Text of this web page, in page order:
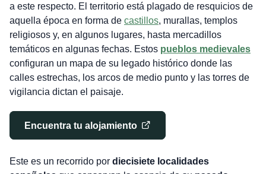
a este respecto. El territorio está plagado de resquicios de
aquella época en forma de castillos, murallas, templos
religiosos y, en algunos lugares, hasta mercadillos
temáticos en algunas fechas. Estos pueblos medievales
configuran un mapa de su legado histórico donde las
calles estrechas, los arcos de medio punto y las torres de
vigilancia dictan el paisaje.
Encuentra tu alojamiento
Este es un recorrido por diecisiete localidades